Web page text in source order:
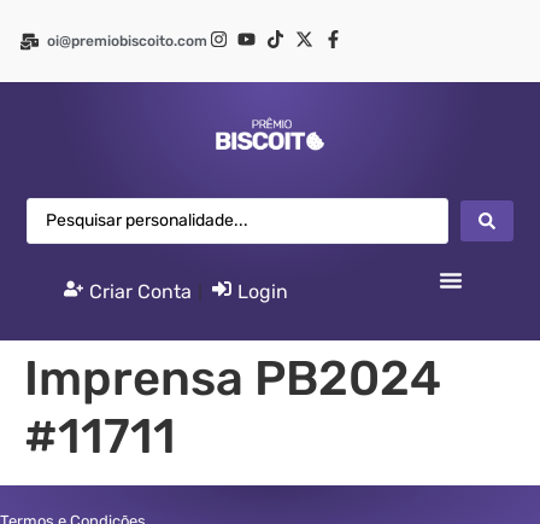
oi@premiobiscoito.com
Criar Conta Login
Imprensa PB2024
#11711